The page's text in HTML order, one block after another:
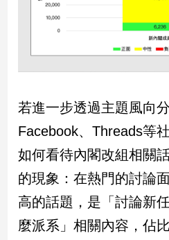
樂
娛
樂
聞
流
行/
時
若進一步透過主題風向
Facebook、Threads等
如何看待內閣改組相關
的現象：在熱門的討論
高的話題，是「討論新
麼派系」相關內容，佔